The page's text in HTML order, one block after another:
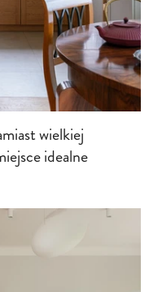
wielkiej
idealne